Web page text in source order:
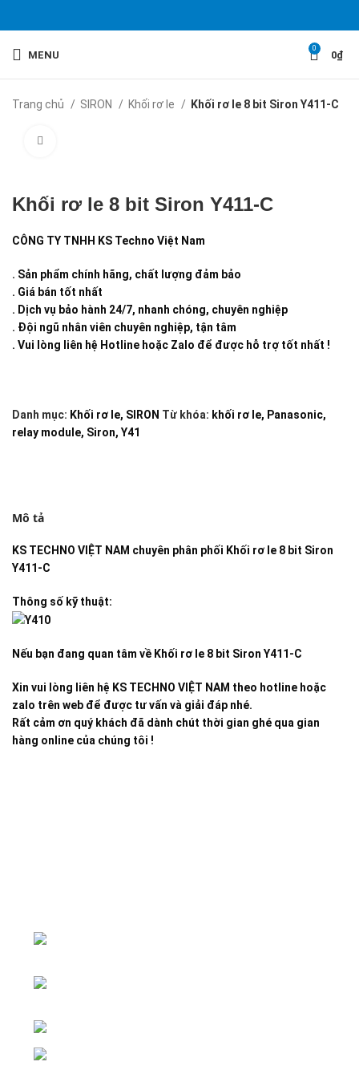
MENU
0
0₫
Trang chủ SIRON Khối rơ le Khối rơ le 8 bit Siron Y411-C
Khối rơ le 8 bit Siron Y411-C
CÔNG TY TNHH KS Techno Việt Nam
. Sản phẩm chính hãng, chất lượng đảm bảo
. Giá bán tốt nhất
. Dịch vụ bảo hành 24/7, nhanh chóng, chuyên nghiệp
. Đội ngũ nhân viên chuyên nghiệp, tận tâm
. Vui lòng liên hệ Hotline hoặc Zalo để được hỗ trợ tốt nhất !
Danh mục: Khối rơ le, SIRON Từ khóa: khối rơ le, Panasonic,
relay module, Siron, Y41
Mô tả
KS TECHNO VIỆT NAM chuyên phân phối Khối rơ le 8 bit Siron
Y411-C
Thông số kỹ thuật:
Nếu bạn đang quan tâm về Khối rơ le 8 bit Siron Y411-C
Xin vui lòng liên hệ KS TECHNO VIỆT NAM theo hotline hoặc
zalo trên web để được tư vấn và giải đáp nhé.
Rất cảm ơn quý khách đã dành chút thời gian ghé qua gian
hàng online của chúng tôi !